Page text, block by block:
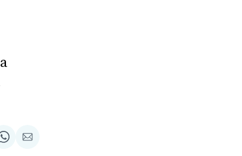
SharePartager